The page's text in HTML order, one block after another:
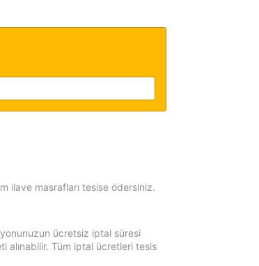
ilave masrafları tesise ödersiniz.
ücretsiz iptal süresi
alınabilir. Tüm iptal ücretleri tesis